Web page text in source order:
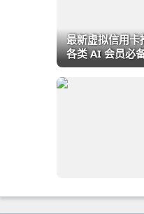
最新虚拟信用卡
各类 AI 会员必